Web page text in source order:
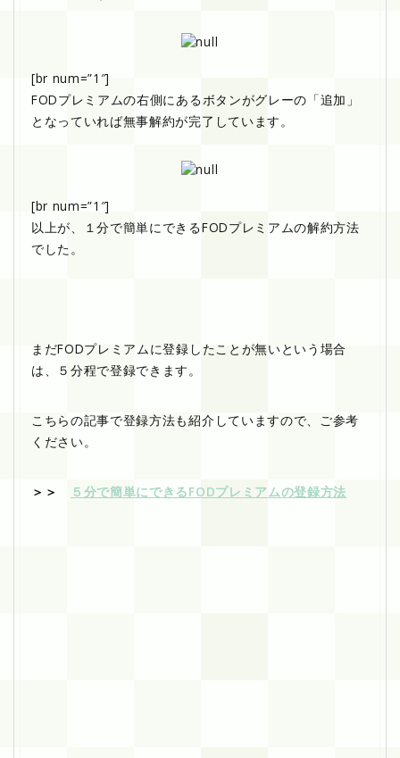
[br num=”1″]
FODプレミアムの右側にあるボタンがグレーの「追加」
となっていれば無事解約が完了しています。
[br num=”1″]
以上が、１分で簡単にできるFODプレミアムの解約方法
でした。
まだFODプレミアムに登録したことが無いという場合
は、５分程で登録できます。
こちらの記事で登録方法も紹介していますので、ご参考
ください。
＞＞ ５分で簡単にできるFODプレミアムの登録方法